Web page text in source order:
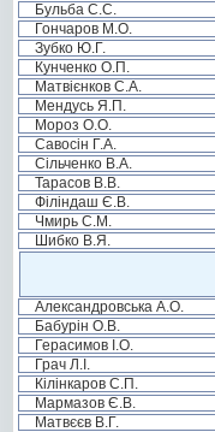
Бульба С.С.
Гончаров М.О.
Зубко Ю.Г.
Кунченко О.П.
Матвієнков С.А.
Мендусь Я.П.
Мороз О.О.
Савосін Г.А.
Сільченко В.А.
Тарасов В.В.
Філіндаш Є.В.
Чмирь С.М.
Шибко В.Я.
Александровська А.О.
Бабурін О.В.
Герасимов І.О.
Грач Л.І.
Кілінкаров С.П.
Мармазов Є.В.
Матвєєв В.Г.